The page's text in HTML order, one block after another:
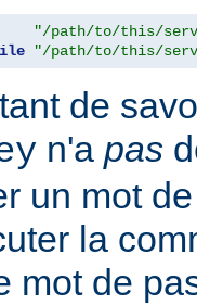
"/path/to/this/
"/path/to/this/
de
n'a pas
un mot
la
mot de